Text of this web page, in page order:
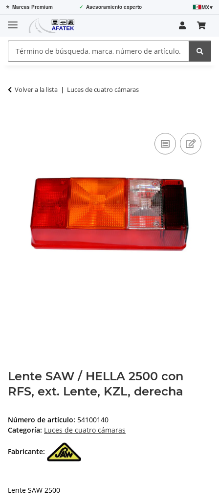
⭐ Marcas Premium ✓ Asesoramiento experto MX▾
Volver a la lista Luces de cuatro cámaras
Lente SAW / HELLA 2500 con
RFS, ext. Lente, KZL, derecha
Número de artículo: 54100140
Categoría: Luces de cuatro cámaras
Fabricante:
Lente SAW 2500